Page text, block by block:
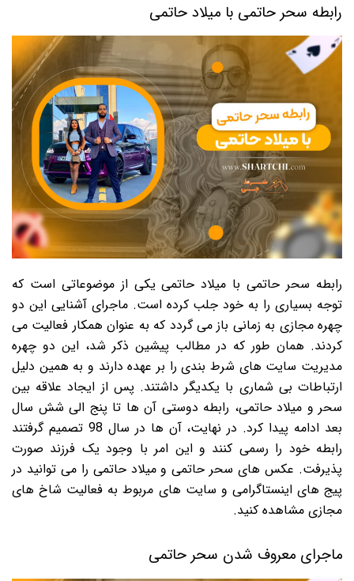
رابطه سحر حاتمی با میلاد حاتمی
رابطه سحر حاتمی با میلاد حاتمی یکی از موضوعاتی است که
توجه بسیاری را به خود جلب کرده است. ماجرای آشنایی این دو
چهره مجازی به زمانی باز می گردد که به عنوان همکار فعالیت می
کردند. همان طور که در مطالب پیشین ذکر شد، این دو چهره
مدیریت سایت های شرط بندی را بر عهده دارند و به همین دلیل
ارتباطات بی شماری با یکدیگر داشتند. پس از ایجاد علاقه بین
سحر و میلاد حاتمی، رابطه دوستی آن ها تا پنج الی شش سال
بعد ادامه پیدا کرد. در نهایت، آن ها در سال 98 تصمیم گرفتند
رابطه خود را رسمی کنند و این امر با وجود یک فرزند صورت
پذیرفت. عکس های سحر حاتمی و میلاد حاتمی را می توانید در
پیج های اینستاگرامی و سایت های مربوط به فعالیت شاخ های
مجازی مشاهده کنید.
ماجرای معروف شدن سحر حاتمی